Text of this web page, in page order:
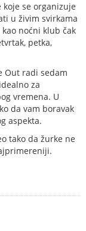
koje se organizuje
u živim svirkama
noćni klub čak
petka,
Out radi sedam
za
vremena. U
da vam boravak
aspekta.
tako da žurke ne